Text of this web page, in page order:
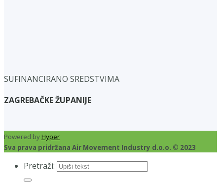
SUFINANCIRANO SREDSTVIMA
ZAGREBAČKE ŽUPANIJE
Powered byHyper
Sva prava pridržana Air Movement Industry d.o.o. © 2023
Pretraži: